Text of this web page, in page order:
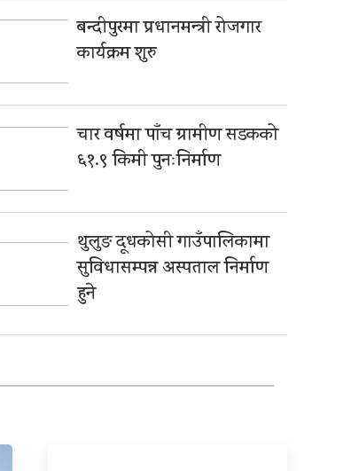
बन्दीपुरमा प्रधानमन्त्री रोजगार
कार्यक्रम शुरु
चार वर्षमा पाँच ग्रामीण सडकको
६१.९ किमी पुनःनिर्माण
थुलुङ दूधकोसी गाउँपालिकामा
सुविधासम्पन्न अस्पताल निर्माण
हुने